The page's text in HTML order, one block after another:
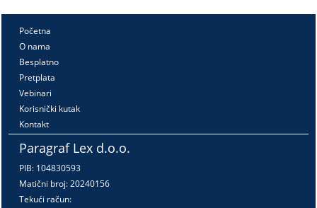
Početna
O nama
Besplatno
Pretplata
Vebinari
Korisnički kutak
Kontakt
Paragraf Lex d.o.o.
PIB: 104830593
Matični broj: 20240156
Tekući račun: